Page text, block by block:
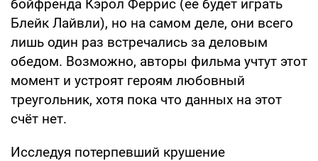
бойфренда Кэрол Феррис (ее будет играть
Блейк Лайвли), но на самом деле, они всего
лишь один раз встречались за деловым
обедом. Возможно, авторы фильма учтут этот
момент и устроят героям любовный
треугольник, хотя пока что данных на этот
счёт нет.
Исследуя потерпевший крушение